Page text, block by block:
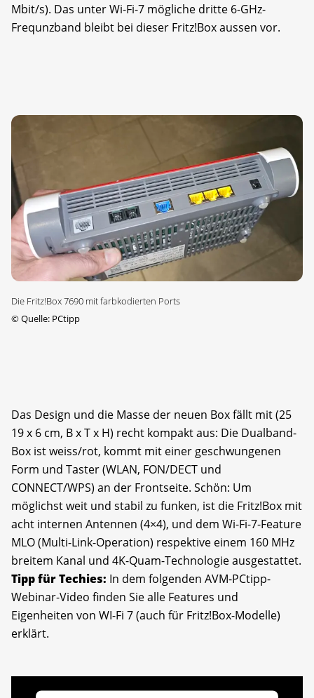
Mbit/s). Das unter Wi-Fi-7 mögliche dritte 6-GHz-
Frequnzband bleibt bei dieser Fritz!Box aussen vor.
Die Fritz!Box 7690 mit farbkodierten Ports
©Quelle: PCtipp
Das Design und die Masse der neuen Box fällt mit (25
19 x 6 cm, B x T x H) recht kompakt aus: Die Dualband-
Box ist weiss/rot, kommt mit einer geschwungenen
Form und Taster (WLAN, FON/DECT und
CONNECT/WPS) an der Frontseite. Schön: Um
möglichst weit und stabil zu funken, ist die Fritz!Box mit
acht internen Antennen (4×4), und dem Wi-Fi-7-Feature
MLO (Multi-Link-Operation) respektive einem 160 MHz
breitem Kanal und 4K-Quam-Technologie ausgestattet.
Tipp für Techies: In dem folgenden AVM-PCtipp-
Webinar-Video finden Sie alle Features und
Eigenheiten von WI-Fi 7 (auch für Fritz!Box-Modelle)
erklärt.